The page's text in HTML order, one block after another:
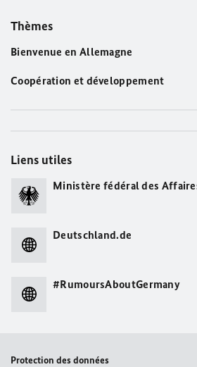
Thèmes
Bienvenue en Allemagne
Coopération et développement
Liens utiles
Ministère fédéral des
Deutschland.de
#RumoursAboutGermany
Protection des données